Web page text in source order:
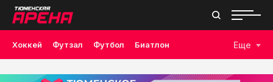
Хоккей Футзал Футбол Биатлон
Лыжные гонки Волейбол Плавание Дзюдо
Еще